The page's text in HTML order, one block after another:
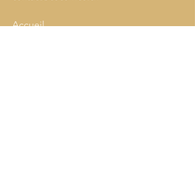
Accueil